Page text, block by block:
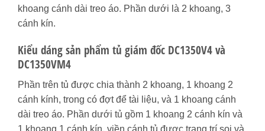
khoang cánh dài treo áo. Phần dưới là 2 khoang, 3
cánh kín.
Kiểu dáng sản phẩm tủ giám đốc DC1350V4 và
DC1350VM4
Phần trên tủ được chia thành 2 khoang, 1 khoang 2
cánh kính, trong có đợt để tài liệu, và 1 khoang cánh
dài treo áo. Phần dưới tủ gồm 1 khoang 2 cánh kín và
1 khoang 1 cánh kín, viền cánh tủ được trang trí soi và